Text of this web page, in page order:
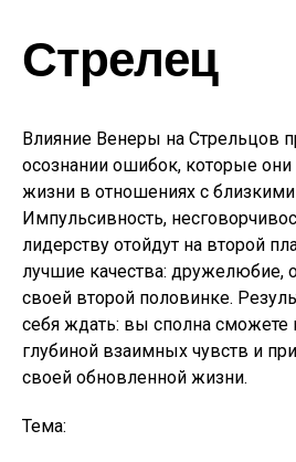
Стрелец
Влияние Венеры на Стрельцов
осознании ошибок, которые
жизни в отношениях с
Импульсивность,
лидерству отойдут на второй
лучшие качества: дружелюбие,
своей второй половинке.
себя ждать: вы сполна сможете
глубиной взаимных чувств и
своей обновленной жизни.
Тема: